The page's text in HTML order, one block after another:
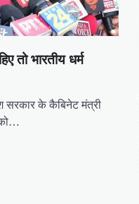
भारतीय धर्म
सरकार के कैबिनेट मंत्री